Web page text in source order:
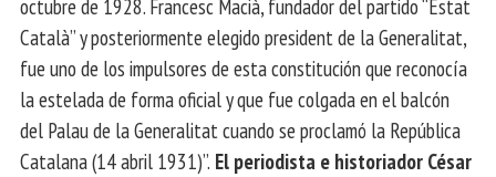
octubre de 1928. Francesc Macià, fundador del partido “Estat
Català” y posteriormente elegido president de la Generalitat,
fue uno de los impulsores de esta constitución que reconocía
la estelada de forma oficial y que fue colgada en el balcón
del Palau de la Generalitat cuando se proclamó la República
Catalana (14 abril 1931)”. El periodista e historiador César